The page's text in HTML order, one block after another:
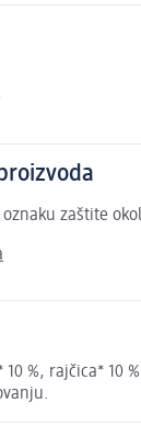
zaštite
10 %, rajčica*